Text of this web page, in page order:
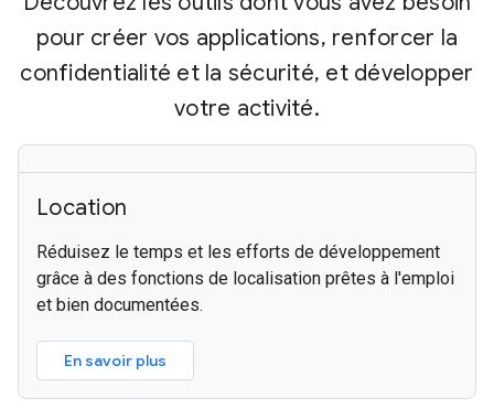
pour créer vos applications, renforcer la
confidentialité et la sécurité, et développer
votre activité.
Location
Réduisez le temps et les efforts de développement
grâce à des fonctions de localisation prêtes à l'emploi
et bien documentées.
En savoir plus